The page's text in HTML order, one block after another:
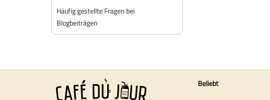
Häufig gestellte Fragen bei
Blogbeiträgen
Beliebt